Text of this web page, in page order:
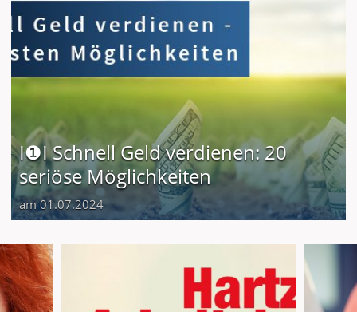
I❶I Schnell Geld verdienen: 20
seriöse Möglichkeiten
am 01.07.2024